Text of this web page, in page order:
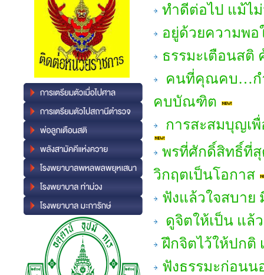
ทำดีต่อไป แม้ไ
อยู่ด้วยความพ
ธรรมะเตือนส
คนที่คุณคบ…กำ
คบบัณฑิต
การสะสมบุญเ
พรที่ศักดิ์สิทธิ์ที่สุ
วิกฤตเป็นโอกาส
ฟังแล้วใจสบาย
ดูจิตให้เป็น แล้
ฝึกจิตไว้ให้ปก
ฟังธรรมะก่อนน